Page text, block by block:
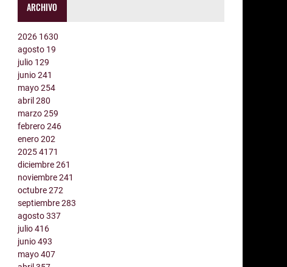
ARCHIVO
2026 1630
agosto 19
julio 129
junio241
mayo254
abril280
marzo259
febrero246
enero202
20254171
diciembre261
noviembre241
octubre272
septiembre283
agosto337
julio416
junio493
mayo407